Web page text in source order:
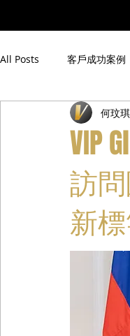
All Posts 客戶成功案例
禮遇通關服務 主
VIP
訪
新
何玟琪